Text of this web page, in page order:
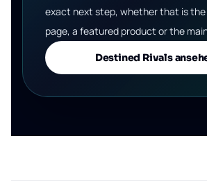
exact next step, whether that is
page, a featured product or the
Destined Rivals